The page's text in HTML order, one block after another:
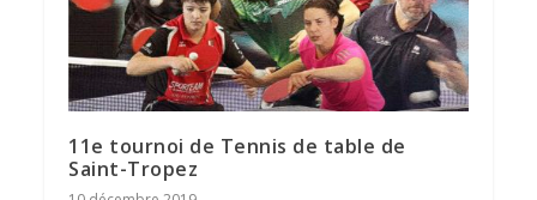
11e tournoi de Tennis de table de
Saint-Tropez